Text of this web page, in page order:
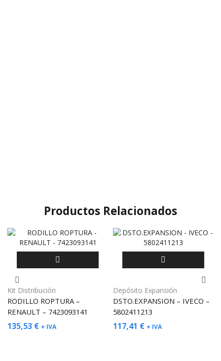
Productos Relacionados
Kit Distribución
RODILLO ROPTURA –
RENAULT – 7423093141
135,53 € + IVA
Depósito Expansión
DSTO.EXPANSION – IVECO –
5802411213
117,41 € + IVA